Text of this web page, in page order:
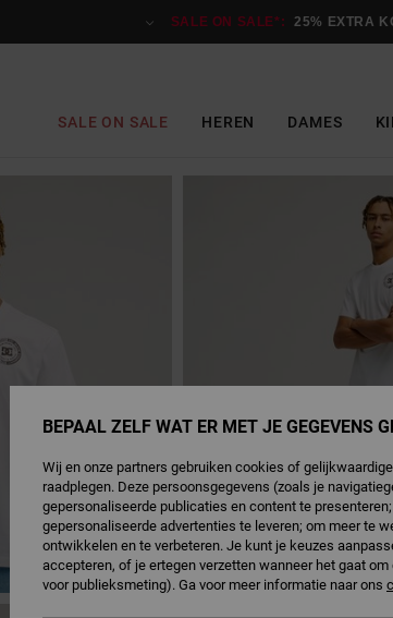
SALE ON SALE*: 25% EXTRA
SALE ON SALE HEREN DAMES
BEPAAL ZELF WAT ER MET JE GEGEVENS
Wij en onze partners gebruiken cookies of
raadplegen. Deze persoonsgegevens (zoals je
gepersonaliseerde publicaties en content te
gepersonaliseerde advertenties te leveren; om meer te
ontwikkelen en te verbeteren. Je kunt je keuzes
accepteren, of je ertegen verzetten wanneer het gaat
voor publieksmeting). Ga voor meer informatie naar ons